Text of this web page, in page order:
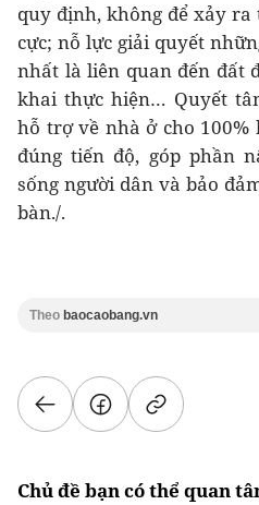
quy định, không để xảy
cực; nỗ lực giải quyết
nhất là liên quan đến đất
khai thực hiện… Quyết
hỗ trợ về nhà ở cho 100%
đúng tiến độ, góp phần
sống người dân và bảo
bàn./.
Theo baocaobang.vn
Chủ đề bạn có thể quan